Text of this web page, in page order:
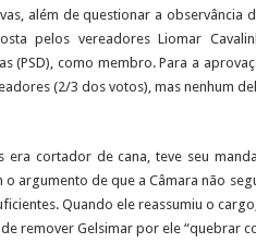
além de questionar a observância
pelos vereadores Liomar
(PSD), como membro. Para a
(2/3 dos votos), mas nenhum
era cortador de cana, teve seu
o argumento de que a Câmara não
Quando ele reassumiu o
remover Gelsimar por ele “quebrar